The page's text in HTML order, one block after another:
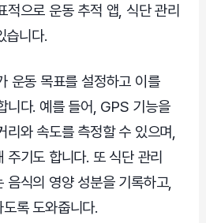
적으로 운동 추적 앱, 식단 관리
습니다.
운동 목표를 설정하고 이를
니다. 예를 들어, GPS 기능을
리와 속도를 측정할 수 있으며,
주기도 합니다. 또 식단 관리
음식의 영양 성분을 기록하고,
록 도와줍니다.